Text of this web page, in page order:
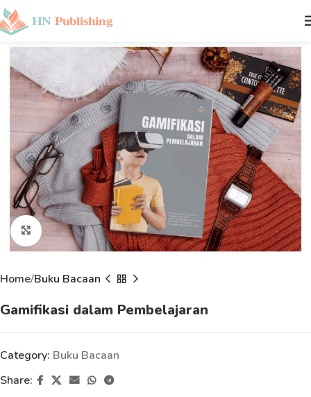
Click to enlarge
Home Buku Bacaan
Gamifikasi dalam Pembelajaran
Category: Buku Bacaan
Share: